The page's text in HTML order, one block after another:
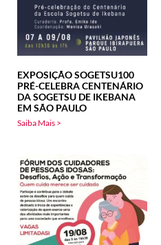
EXPOSIÇÃO SOGETSU100
PRÉ-CELEBRA CENTENÁRIO
DA SOGETSU DE IKEBANA
EM SÃO PAULO
Saiba Mais >